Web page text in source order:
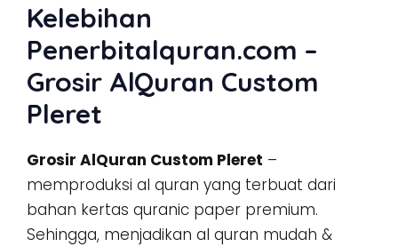
Kelebihan
Penerbitalquran.com –
Grosir AlQuran Custom
Pleret
Grosir AlQuran Custom Pleret –
memproduksi al quran yang terbuat dari
bahan kertas quranic paper premium.
Sehingga, menjadikan al quran mudah &